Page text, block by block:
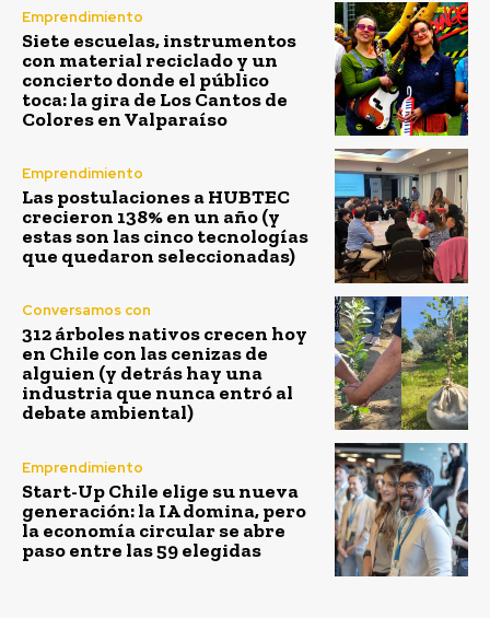
Emprendimiento
Siete escuelas, instrumentos
con material reciclado y un
concierto donde el público
toca: la gira de Los Cantos de
Colores en Valparaíso
Emprendimiento
Las postulaciones a HUBTEC
crecieron 138% en un año (y
estas son las cinco tecnologías
que quedaron seleccionadas)
Conversamos con
312 árboles nativos crecen hoy
en Chile con las cenizas de
alguien (y detrás hay una
industria que nunca entró al
debate ambiental)
Emprendimiento
Start-Up Chile elige su nueva
generación: la IA domina, pero
la economía circular se abre
paso entre las 59 elegidas